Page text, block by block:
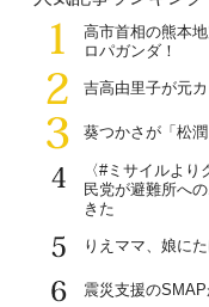
1
高市首相の熊本
ロパガンダ！
2
吉高由里子が元
3
葵つかさが「松
4
〈#ミサイルよ
民党が避難所へ
きた
5
りえママ、娘に
6
震災支援の